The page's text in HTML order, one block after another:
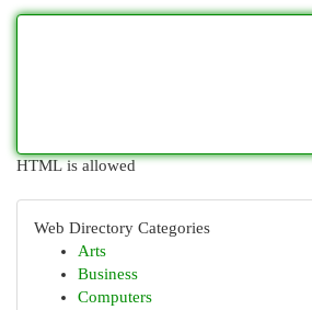
HTML is allowed
Web Directory Categories
Arts
Business
Computers